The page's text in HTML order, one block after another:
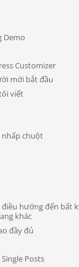
Demo
Customizer
mới bắt đầu
viết
nhấp chuột
hướng đến bất
khác
đầy đủ
Posts